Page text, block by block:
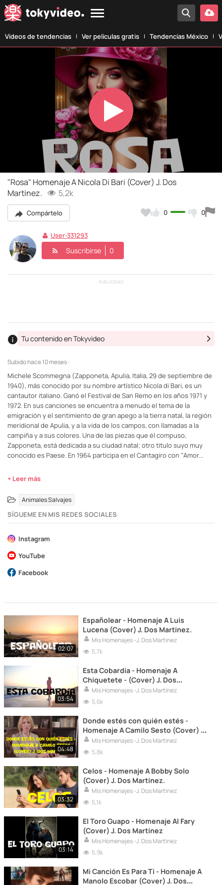
Vídeos de tendencias Ver películas gratis Tendencias México
Play
Video
"Rosa" Homenaje A Nicola Di Bari (Cover) J. Dos
Martínez.
5,2k
Compártelo 0 0
User-331293
Suscribirse 0
PUBLICIDAD
Subidohace 10 meses ·
Tu contenido en Tokyvideo
Michele Scommegna (Zapponeta, Apulia, Italia, 29 de septiembre de
1940), más conocido por su nombre artístico Nicola di Bari, es un
cantautor italiano. Ganó el Festival de San Remo en los años 1971 y
1972. En sus canciones se encuentra a menudo el tema de la
emigración y el sentimiento de gran apego a la tierra natal, la región
meridional de Apulia, y a la vida de los campos, con llamadas a la
campiña y a sus colores. Una de las piezas que él compuso,
Zapponeta, está dedicada a su ciudad natal; otro título suyo muy
conocido es Paese. En 1964 participa en el Cantagiro con "Amor...
+ Leer más
Animales Salvajes
SÍGUEME EN MIS REDES SOCIALES
Instagram
YouTube
Facebook
02:07
Españolear - Homenaje A Luis
Lucena (Cover) J. Dos Martínez.
Mis Homenajes -J. Dos Martínez
5,7k
03:54
Esta Cobardía - Homenaje A
Chiquetete - (Cover) J. Dos
Martínez.
Mis Homenajes -J. Dos Martínez
5,6k
04:48
Donde estés con quién estés -
Homenaje A Camilo Sesto (Cover) J.
Dos Martínez.
Mis Homenajes -J. Dos Martínez
5,8k
03:32
Celos - Homenaje A Bobby Solo
(Cover) J. Dos Martínez.
Mis Homenajes -J. Dos Martínez
5,1k
03:14
El Toro Guapo - Homenaje Al Fary
(Cover) J. Dos Martínez
Mis Homenajes -J. Dos Martínez
5,9k
Mi Canción Es Para Ti - Homenaje A
Manolo Escobar (Cover) J. Dos